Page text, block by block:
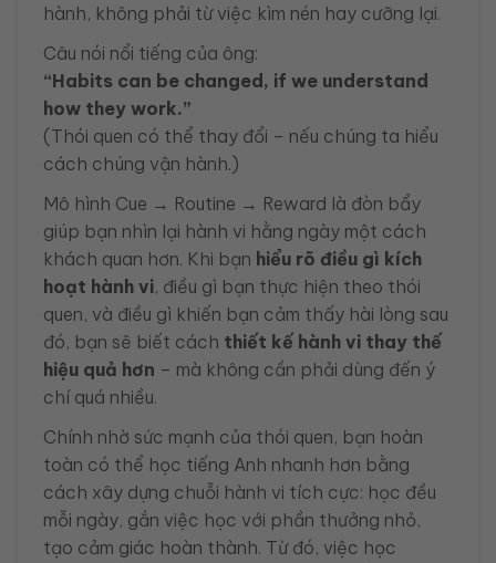
hành, không phải từ việc kìm nén hay cưỡng lại.
Câu nói nổi tiếng của ông:
“Habits can be changed, if we understand
how they work.”
(Thói quen có thể thay đổi – nếu chúng ta hiểu
cách chúng vận hành.)
Mô hình Cue → Routine → Reward là đòn bẩy
giúp bạn nhìn lại hành vi hằng ngày một cách
khách quan hơn. Khi bạn hiểu rõ điều gì kích
hoạt hành vi, điều gì bạn thực hiện theo thói
quen, và điều gì khiến bạn cảm thấy hài lòng sau
đó, bạn sẽ biết cách thiết kế hành vi thay thế
hiệu quả hơn – mà không cần phải dùng đến ý
chí quá nhiều.
Chính nhờ sức mạnh của thói quen, bạn hoàn
toàn có thể học tiếng Anh nhanh hơn bằng
cách xây dựng chuỗi hành vi tích cực: học đều
mỗi ngày, gắn việc học với phần thưởng nhỏ,
tạo cảm giác hoàn thành. Từ đó, việc học